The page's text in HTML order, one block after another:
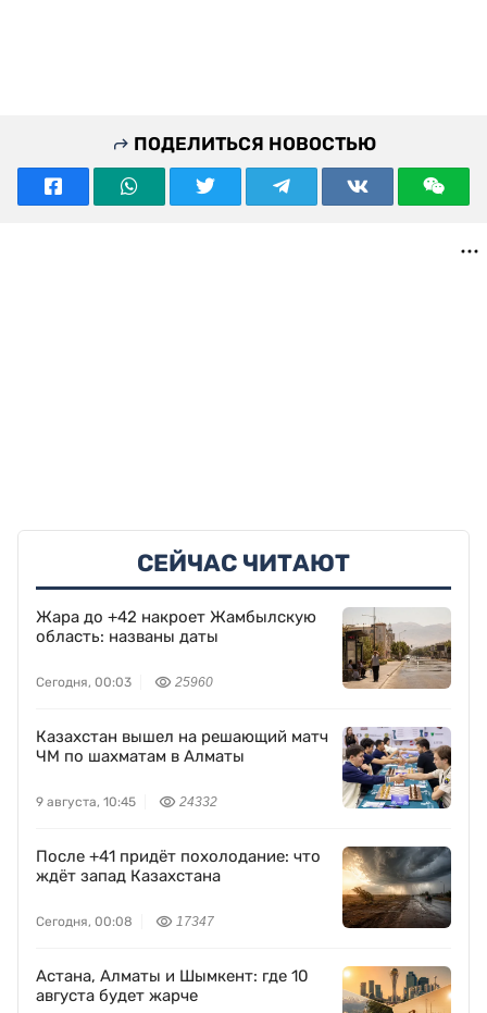
ПОДЕЛИТЬСЯ НОВОСТЬЮ
СЕЙЧАС ЧИТАЮТ
Жара до +42 накроет Жамбылскую
область: названы даты
Сегодня, 00:03 25960
Казахстан вышел на решающий матч
ЧМ по шахматам в Алматы
9 августа, 10:45 24332
После +41 придёт похолодание: что
ждёт запад Казахстана
Сегодня, 00:08 17347
Астана, Алматы и Шымкент: где 10
августа будет жарче